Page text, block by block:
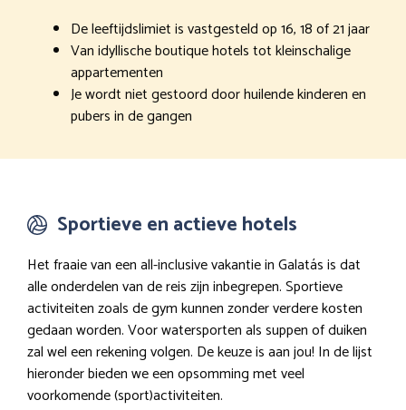
De leeftijdslimiet is vastgesteld op 16, 18 of 21 jaar
Van idyllische boutique hotels tot kleinschalige
appartementen
Je wordt niet gestoord door huilende kinderen en
pubers in de gangen
Sportieve en actieve hotels
Het fraaie van een all-inclusive vakantie in Galatás is dat
alle onderdelen van de reis zijn inbegrepen. Sportieve
activiteiten zoals de gym kunnen zonder verdere kosten
gedaan worden. Voor watersporten als suppen of duiken
zal wel een rekening volgen. De keuze is aan jou! In de lijst
hieronder bieden we een opsomming met veel
voorkomende (sport)activiteiten.